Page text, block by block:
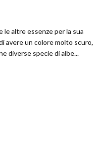
altre essenze per la sua
avere un colore molto scuro,
diverse specie di albe...